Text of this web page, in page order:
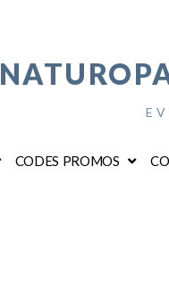
CODES PROMOS